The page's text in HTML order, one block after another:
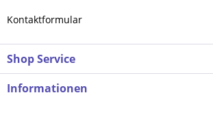
Kontaktformular
Shop Service
Informationen